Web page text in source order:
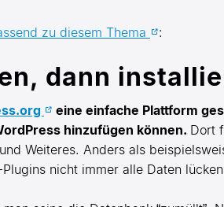
zu diesem Thema :
dann
eine einfache Plattform
hinzufügen können. Dort
Weiteres. Anders als
nicht immer alle Daten